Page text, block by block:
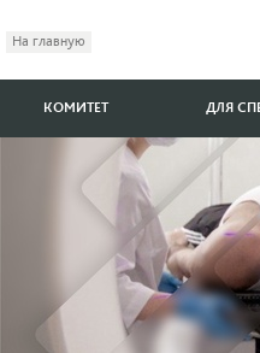
На главную
КОМИТЕТ ДЛЯ